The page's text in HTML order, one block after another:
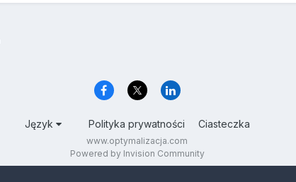
Język Polityka prywatności Ciasteczka
www.optymalizacja.com
Powered by Invision Community